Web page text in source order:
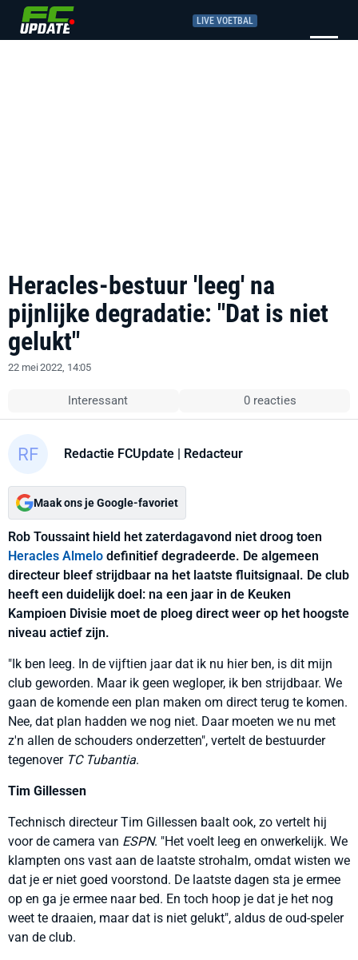
LIVE VOETBAL
Heracles-bestuur 'leeg' na
pijnlijke degradatie: "Dat is niet
gelukt"
22 mei 2022, 14:05
Interessant 0 reacties
Redactie FCUpdate | Redacteur
Maak ons je Google-favoriet
Rob Toussaint hield het zaterdagavond niet droog toen
Heracles Almelo definitief degradeerde. De algemeen
directeur bleef strijdbaar na het laatste fluitsignaal. De club
heeft een duidelijk doel: na een jaar in de Keuken
Kampioen Divisie moet de ploeg direct weer op het hoogste
niveau actief zijn.
"Ik ben leeg. In de vijftien jaar dat ik nu hier ben, is dit mijn
club geworden. Maar ik geen wegloper, ik ben strijdbaar. We
gaan de komende een plan maken om direct terug te komen.
Nee, dat plan hadden we nog niet. Daar moeten we nu met
z'n allen de schouders onderzetten", vertelt de bestuurder
tegenover TC Tubantia.
Tim Gillessen
Technisch directeur Tim Gillessen baalt ook, zo vertelt hij
voor de camera van ESPN. "Het voelt leeg en onwerkelijk. We
klampten ons vast aan de laatste strohalm, omdat wisten we
dat je er niet goed voorstond. De laatste dagen sta je ermee
op en ga je ermee naar bed. En toch hoop je dat je het nog
weet te draaien, maar dat is niet gelukt", aldus de oud-speler
van de club.